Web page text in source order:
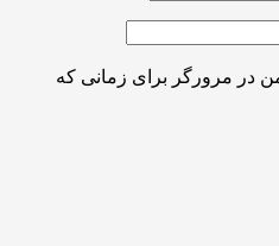
در مرورگر برای زمانی که